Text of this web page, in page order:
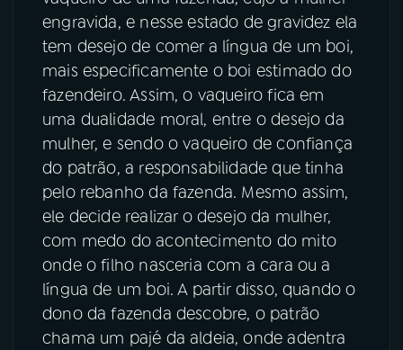
engravida, e nesse estado de gravidez ela
tem desejo de comer a língua de um boi,
mais especificamente o boi estimado do
fazendeiro. Assim, o vaqueiro fica em
uma dualidade moral, entre o desejo da
mulher, e sendo o vaqueiro de confiança
do patrão, a responsabilidade que tinha
pelo rebanho da fazenda. Mesmo assim,
ele decide realizar o desejo da mulher,
com medo do acontecimento do mito
onde o filho nasceria com a cara ou a
língua de um boi. A partir disso, quando o
dono da fazenda descobre, o patrão
chama um pajé da aldeia, onde adentra